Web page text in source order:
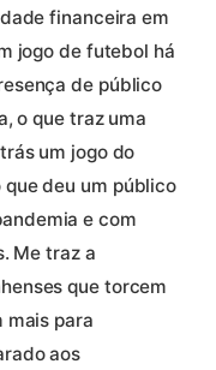
financeira em
jogo de futebol há
de público
o que traz uma
um jogo do
deu um público
e com
Me traz a
que torcem
mais para
aos